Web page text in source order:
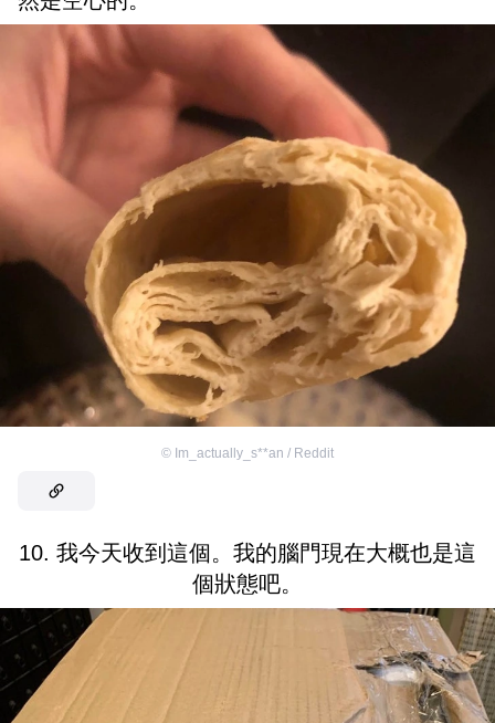
© Im_actually_s**an / Reddit
10. 我今天收到這個。我的腦門現在大概也是這
個狀態吧。